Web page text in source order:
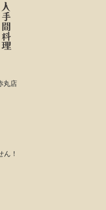
丸店
ん！